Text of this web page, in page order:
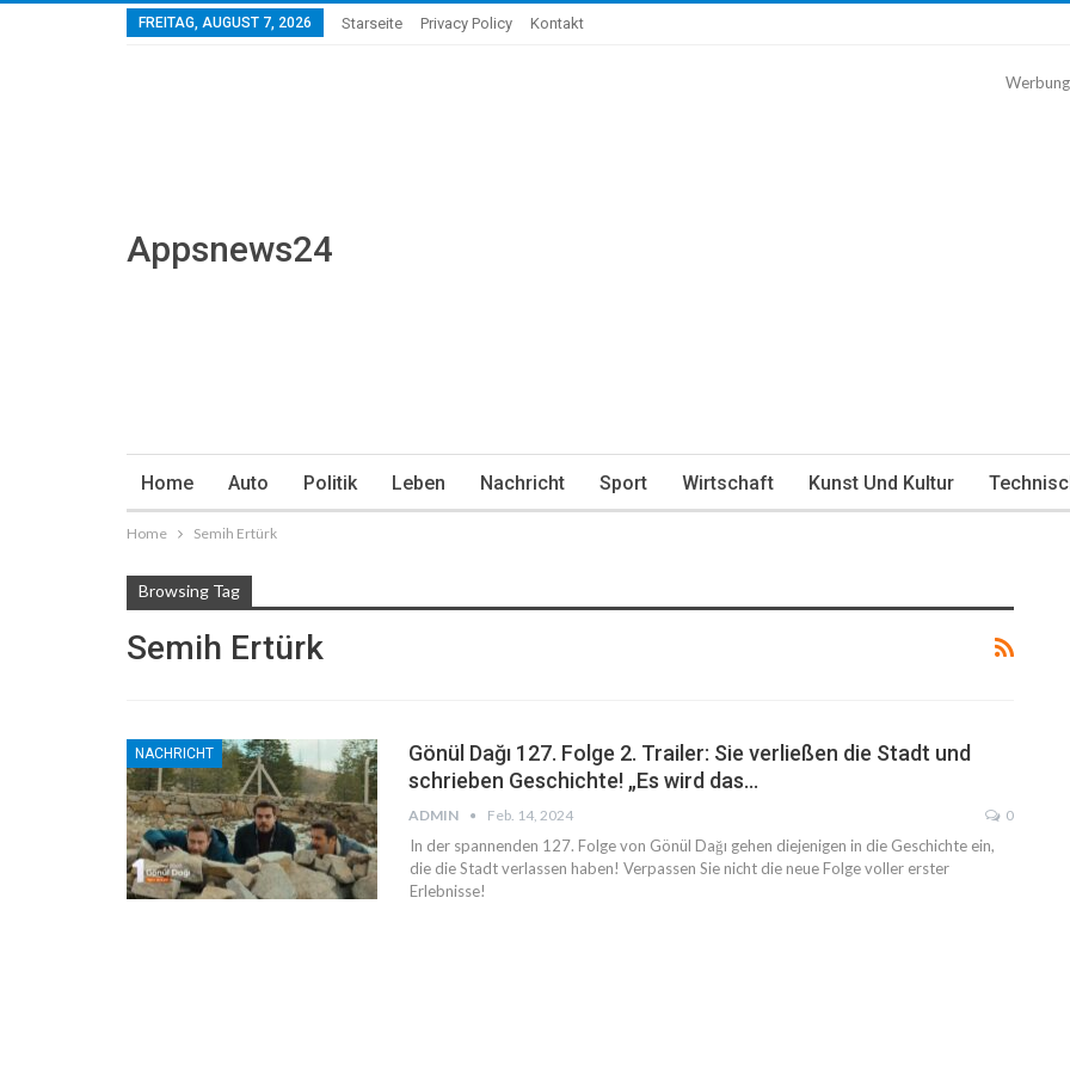
FREITAG, AUGUST 7, 2026 Starseite Privacy Policy Kontakt
Appsnews24
Werbung
Home Auto Politik Leben Nachricht Sport Wirtschaft Kunst Und Kultur
Home Semih Ertürk
Browsing Tag
Semih Ertürk
NACHRICHT
Gönül Dağı 127. Folge 2. Trailer: Sie verließen die Stadt und
schrieben Geschichte! „Es wird das…
ADMIN Feb. 14, 2024 0
In der spannenden 127. Folge von Gönül Dağı gehen diejenigen in die Geschichte ein,
die die Stadt verlassen haben! Verpassen Sie nicht die neue Folge voller erster
Erlebnisse!